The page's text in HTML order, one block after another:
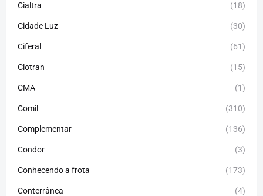
Cialtra (18)
Cidade Luz (30)
Ciferal (61)
Clotran (15)
CMA (1)
Comil (310)
Complementar (136)
Condor (3)
Conhecendo a frota (173)
Conterrânea (4)